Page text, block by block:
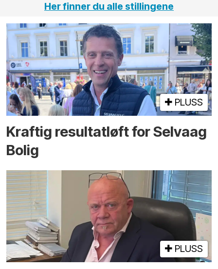
Her finner du alle stillingene
PLUSS
Kraftig resultatløft for Selvaag
Bolig
PLUSS